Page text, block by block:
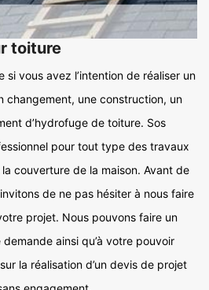
toiture
si vous avez l’intention de réaliser un
changement, une construction, un
d’hydrofuge de toiture. Sos
pour tout type des travaux
couverture de la maison. Avant de
de ne pas hésiter à nous faire
projet. Nous pouvons faire un
ainsi qu’à votre pouvoir
la réalisation d’un devis de projet